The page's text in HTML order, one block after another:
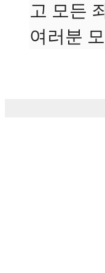
고 모든
여러분